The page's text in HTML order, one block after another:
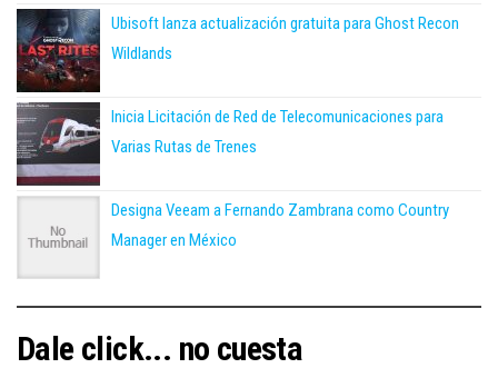
Ubisoft lanza actualización gratuita para Ghost Recon
Wildlands
Inicia Licitación de Red de Telecomunicaciones para
Varias Rutas de Trenes
Designa Veeam a Fernando Zambrana como Country
Manager en México
Dale click... no cuesta